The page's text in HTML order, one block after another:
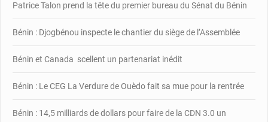
Patrice Talon prend la tête du premier bureau du Sénat du Bénin
Bénin : Djogbénou inspecte le chantier du siège de l’Assemblée
Bénin et Canada scellent un partenariat inédit
Bénin : Le CEG La Verdure de Ouèdo fait sa mue pour la rentrée
Bénin : 14,5 milliards de dollars pour faire de la CDN 3.0 un